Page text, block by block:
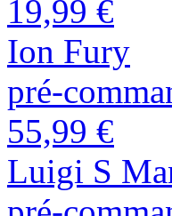
19,99 €
Ion Fury
pré-
55,99 €
Luigi S